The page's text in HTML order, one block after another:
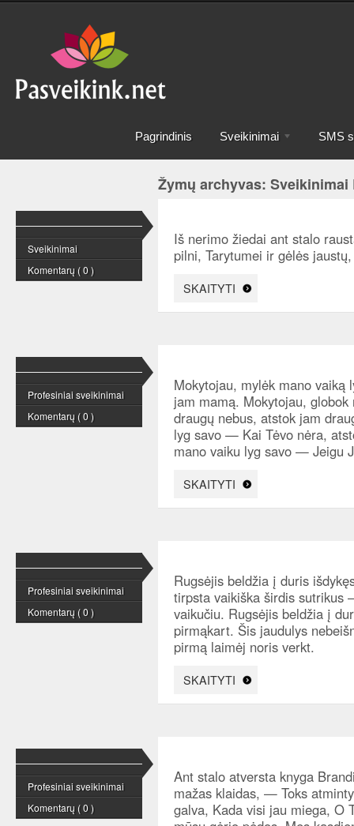
Pagrindinis Sveikinimai SMS
Žymų archyvas: Sveikinimai
Sveikinimai
Komentarų ( 0 )
Iš nerimo žiedai ant stalo
pilni, Tarytumei ir gėlės
SKAITYTI
Profesiniai sveikinimai
Komentarų ( 0 )
Mokytojau, mylėk mano
jam mamą. Mokytojau,
draugų nebus, atstok jam
lyg savo — Kai Tėvo nėra,
mano vaiku lyg savo — Jeigu
SKAITYTI
Profesiniai sveikinimai
Komentarų ( 0 )
Rugsėjis beldžia į duris
tirpsta vaikiška širdis sutrikus
vaikučiu. Rugsėjis beldžia į
pirmąkart. Šis jaudulys
pirmą laimėj noris verkt.
SKAITYTI
Profesiniai sveikinimai
Komentarų ( 0 )
Ant stalo atversta knyga
mažas klaidas, — Toks
galva, Kada visi jau miega, O